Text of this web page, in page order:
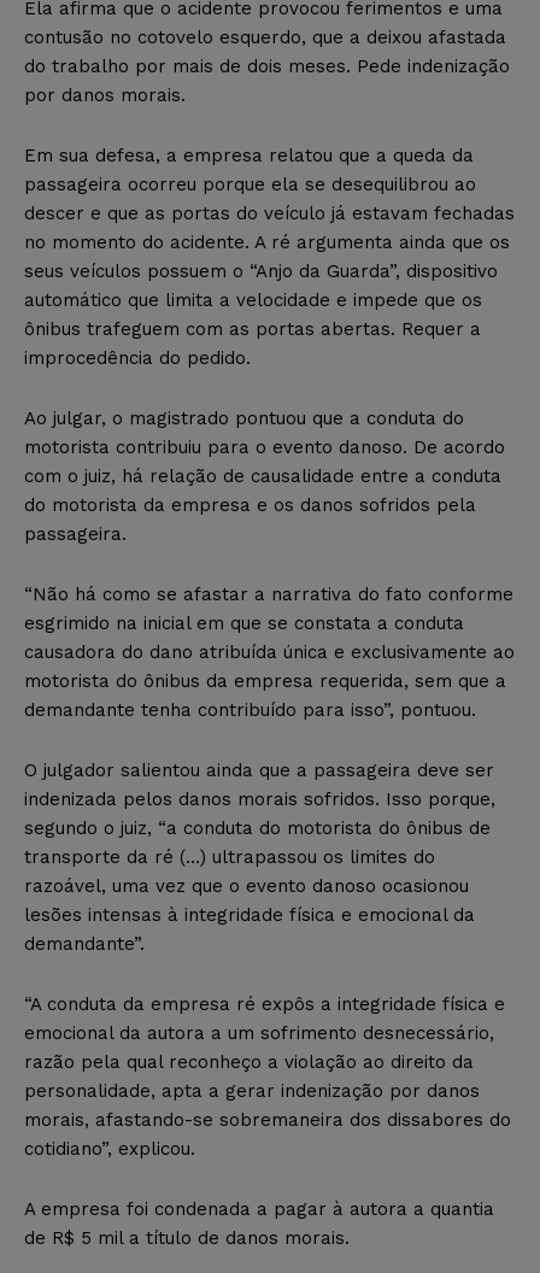
Ela afirma que o acidente provocou ferimentos e uma
contusão no cotovelo esquerdo, que a deixou afastada
do trabalho por mais de dois meses. Pede indenização
por danos morais.
Em sua defesa, a empresa relatou que a queda da
passageira ocorreu porque ela se desequilibrou ao
descer e que as portas do veículo já estavam fechadas
no momento do acidente. A ré argumenta ainda que os
seus veículos possuem o “Anjo da Guarda”, dispositivo
automático que limita a velocidade e impede que os
ônibus trafeguem com as portas abertas. Requer a
improcedência do pedido.
Ao julgar, o magistrado pontuou que a conduta do
motorista contribuiu para o evento danoso. De acordo
com o juiz, há relação de causalidade entre a conduta
do motorista da empresa e os danos sofridos pela
passageira.
“Não há como se afastar a narrativa do fato conforme
esgrimido na inicial em que se constata a conduta
causadora do dano atribuída única e exclusivamente ao
motorista do ônibus da empresa requerida, sem que a
demandante tenha contribuído para isso”, pontuou.
O julgador salientou ainda que a passageira deve ser
indenizada pelos danos morais sofridos. Isso porque,
segundo o juiz, “a conduta do motorista do ônibus de
transporte da ré (…) ultrapassou os limites do
razoável, uma vez que o evento danoso ocasionou
lesões intensas à integridade física e emocional da
demandante”.
“A conduta da empresa ré expôs a integridade física e
emocional da autora a um sofrimento desnecessário,
razão pela qual reconheço a violação ao direito da
personalidade, apta a gerar indenização por danos
morais, afastando-se sobremaneira dos dissabores do
cotidiano”, explicou.
A empresa foi condenada a pagar à autora a quantia
de R$ 5 mil a título de danos morais.